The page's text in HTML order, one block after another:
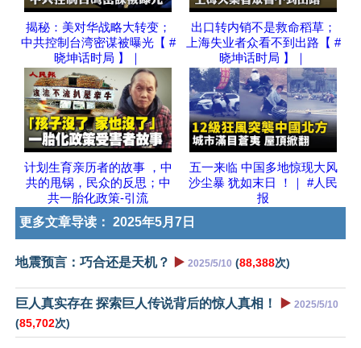
揭秘：美对华战略大转变；
中共控制台湾密谋被曝光【 #
晓坤话时局 】｜
出口转内销不是救命稻草；
上海失业者众看不到出路【 #
晓坤话时局 】｜
计划生育亲历者的故事 ，中
共的甩锅，民众的反思；中
共一胎化政策-引流
五一来临 中国多地惊现大风
沙尘暴 犹如末日 ！｜ #人民
报
更多文章导读： 2025年5月7日
地震预言：巧合还是天机？ ▶️ 2025/5/10 (88,388次)
巨人真实存在 探索巨人传说背后的惊人真相！ ▶️ 2025/5/10
(85,702次)